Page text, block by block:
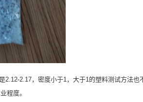
2.17，密度小于1，大于1的塑料测试方法也
程度。